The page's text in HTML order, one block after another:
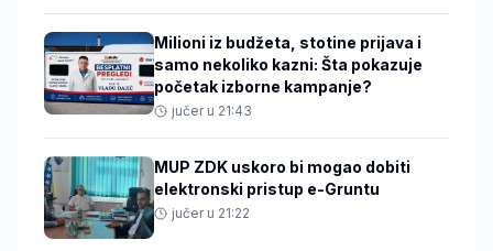
Milioni iz budžeta, stotine prijava i
samo nekoliko kazni: Šta pokazuje
početak izborne kampanje?
jučer u 21:43
MUP ZDK uskoro bi mogao dobiti
elektronski pristup e-Gruntu
jučer u 21:22